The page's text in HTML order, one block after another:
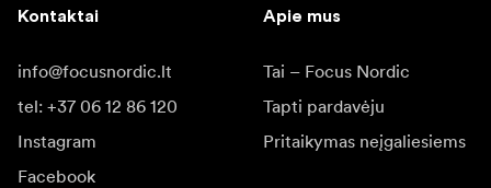
Kontaktai
info@focusnordic.lt
tel: +37 06 12 86 120
Instagram
Facebook
Apie mus
Tai – Focus Nordic
Tapti pardavėju
Pritaikymas neįgaliesiems